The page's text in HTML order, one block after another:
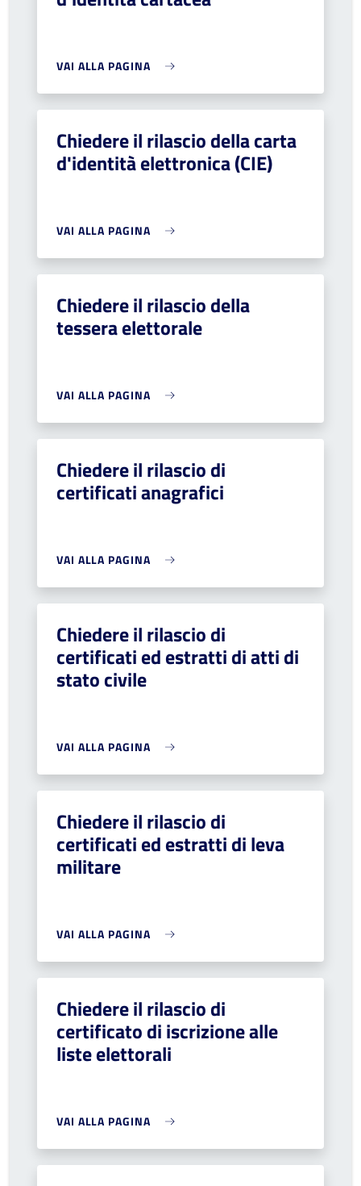
VAI ALLA PAGINA
Chiedere il rilascio della carta
d'identità elettronica (CIE)
VAI ALLA PAGINA
Chiedere il rilascio della
tessera elettorale
VAI ALLA PAGINA
Chiedere il rilascio di
certificati anagrafici
VAI ALLA PAGINA
Chiedere il rilascio di
certificati ed estratti di atti di
stato civile
VAI ALLA PAGINA
Chiedere il rilascio di
certificati ed estratti di leva
militare
VAI ALLA PAGINA
Chiedere il rilascio di
certificato di iscrizione alle
liste elettorali
VAI ALLA PAGINA